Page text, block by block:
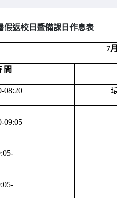
假返校日暨備課日作息表
7
間
08:20
09:05